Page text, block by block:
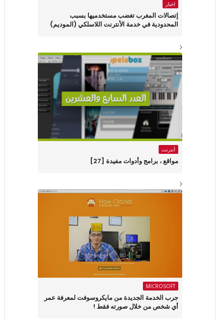
اخبار
إتصالات المغرب تغضب مستخدميها بسبب
المحدودية في خدمة الأنترنت اللاسلكي (الموديم)
أنترنت
مواقع ، برامج وأدوات مفيدة [27]
MICROSOFT
جرب الخدمة الجديدة من مايكروسوفت لمعرفة عمر
أي شخص من خلال صورته فقط !